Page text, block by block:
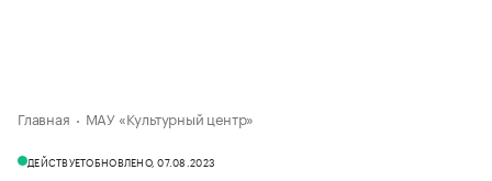
Главная МАУ «Культурный центр»
ДЕЙСТВУЕТОБНОВЛЕНО, 07.08.2023